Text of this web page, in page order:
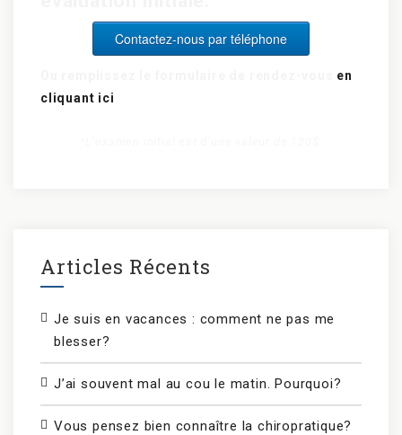
Contactez-nous par téléphone
en
cliquant ici
Articles Récents
Je suis en vacances : comment ne pas me
blesser?
J’ai souvent mal au cou le matin. Pourquoi?
Vous pensez bien connaître la chiropratique?